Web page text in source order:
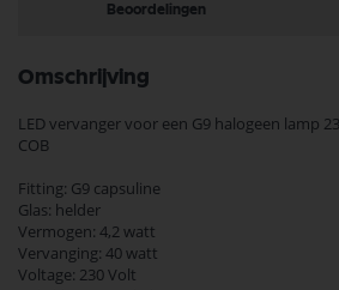
Beoordelingen
Omschrijving
LED vervanger voor een G9 halogeen lamp
COB
Fitting: G9 capsuline
Glas: helder
Vermogen: 4,2 watt
Vervanging: 40 watt
Voltage: 230 Volt